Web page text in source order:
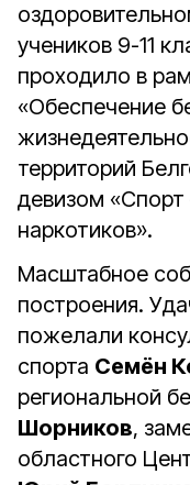
учеников 9-11
проходило в
«Обеспечение
территорий
девизом
наркотиков».
Масштабное
построения.
пожелали
спорта Семён
региональной
Шорников,
областного